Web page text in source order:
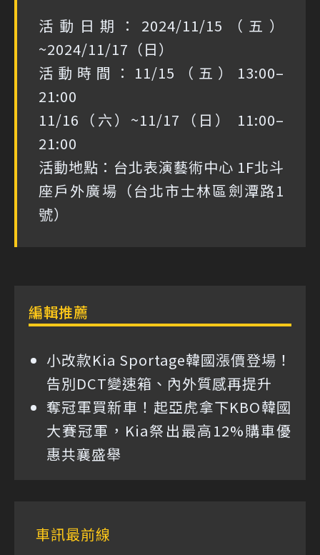
活動日期：2024/11/15（五）
~2024/11/17（日）
活動時間：11/15（五）13:00–
21:00
11/16（六）~11/17（日） 11:00–
21:00
活動地點：台北表演藝術中心 1F北斗
座戶外廣場（台北市士林區劍潭路1
號）
編輯推薦
小改款Kia Sportage韓國漲價登場！
告別DCT變速箱、內外質感再提升
奪冠軍買新車！起亞虎拿下KBO韓國
大賽冠軍，Kia祭出最高12%購車優
惠共襄盛舉
車訊最前線